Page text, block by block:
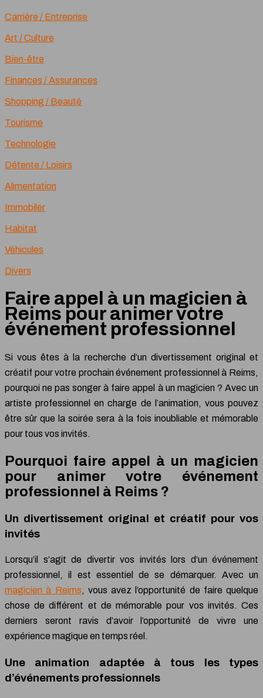
Carrière / Entreprise
Art / Culture
Bien-être
Finances / Assurances
Shopping / Beauté
Tourisme
Technologie
Détente / Loisirs
Alimentation
Immobiler
Habitat
Véhicules
Divers
Faire appel à un magicien à
Reims pour animer votre
événement professionnel
Si vous êtes à la recherche d’un divertissement original et
créatif pour votre prochain événement professionnel à Reims,
pourquoi ne pas songer à faire appel à un magicien ? Avec un
artiste professionnel en charge de l’animation, vous pouvez
être sûr que la soirée sera à la fois inoubliable et mémorable
pour tous vos invités.
Pourquoi faire appel à un magicien
pour animer votre événement
professionnel à Reims ?
Un divertissement original et créatif pour vos
invités
Lorsqu’il s’agit de divertir vos invités lors d’un événement
professionnel, il est essentiel de se démarquer. Avec un
magicien à Reims, vous avez l’opportunité de faire quelque
chose de différent et de mémorable pour vos invités. Ces
derniers seront ravis d’avoir l’opportunité de vivre une
expérience magique en temps réel.
Une animation adaptée à tous les types
d’événements professionnels